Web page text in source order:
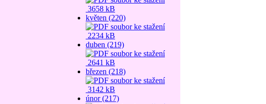
3658 kB
květen (220)
2234 kB
duben (219)
2641 kB
březen (218)
3142 kB
únor (217)